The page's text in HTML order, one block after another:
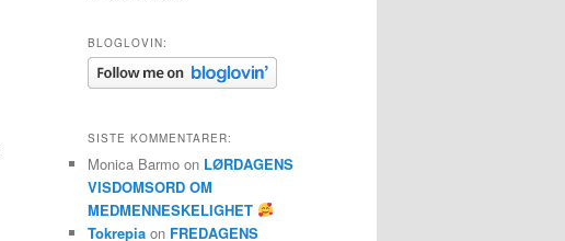
BLOGLOVIN:
SISTE KOMMENTARER:
Monica Barmo on LØRDAGENS
VISDOMSORD OM
MEDMENNESKELIGHET
Tokrepia on FREDAGENS